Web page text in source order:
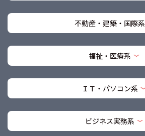
不動産・建築・国際系
福祉・医療系
ＩＴ・パソコン系
ビジネス実務系